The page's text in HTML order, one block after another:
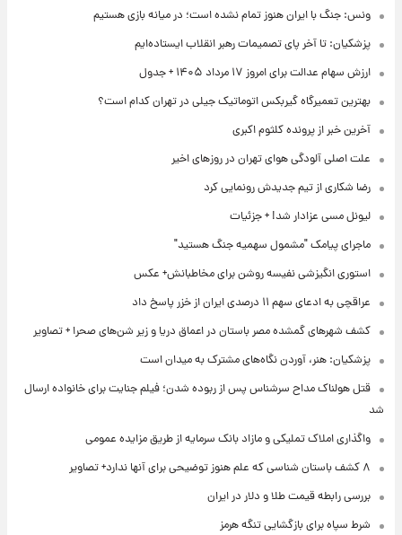
ونس: جنگ با ایران هنوز تمام نشده است؛ در میانه بازی هستیم
پزشکیان: تا آخر پای تصمیمات رهبر انقلاب ایستاده‌ایم
ارزش سهام عدالت برای امروز ۱۷ مرداد ۱۴۰۵ + جدول
بهترین تعمیرگاه گیربکس اتوماتیک جیلی در تهران کدام است؟
آخرین خبر از پرونده کلثوم اکبری
علت اصلی آلودگی هوای تهران در روزهای اخیر
رضا شکاری از تیم جدیدش رونمایی کرد
لیونل مسی عزادار شد! + جزئیات
ماجرای پیامک "مشمول سهمیه جنگ هستید"
استوری انگیزشی نفیسه روشن برای مخاطبانش+ عکس
عراقچی به ادعای سهم ۱۱ درصدی ایران از خزر پاسخ داد
کشف شهرهای گمشده مصر باستان در اعماق دریا و زیر شن‌های صحرا + تصاویر
پزشکیان: هنر، آوردن نگاه‌های مشترک به میدان است
قتل هولناک مداح سرشناس پس از ربوده شدن؛ فیلم جنایت برای خانواده ارسال
شد
واگذاری املاک تملیکی و مازاد بانک سرمایه از طریق مزایده عمومی
۸ کشف باستان شناسی که علم هنوز توضیحی برای آنها ندارد+ تصاویر
بررسی رابطه قیمت طلا و دلار در ایران
شرط سپاه برای بازگشایی تنگه هرمز